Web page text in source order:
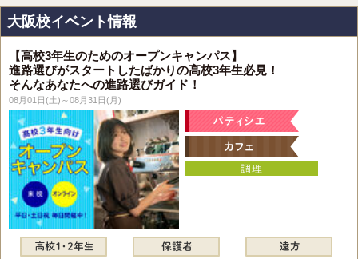
大阪校イベント情報
【高校3年生のためのオープンキャンパス】
進路選びがスタートしたばかりの高校3年生必見！
そんなあなたへの進路選びガイド！
08月01日(土)～08月31日(月)